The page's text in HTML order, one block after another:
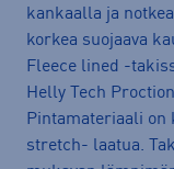
kankaalla ja
korkea suojaava
Fleece lined -
Helly Tech
Pintamateriaali on
stretch- laatua.